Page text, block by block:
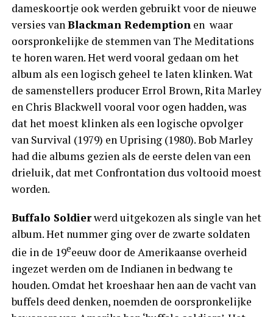
dameskoortje ook werden gebruikt voor de nieuwe
versies vanBlackman Redemptionen waar
oorspronkelijke de stemmen van The Meditations
te horen waren. Het werd vooral gedaan om het
album als een logisch geheel te laten klinken. Wat
de samenstellers producer Errol Brown, Rita Marley
en Chris Blackwell vooral voor ogen hadden, was
dat het moest klinken als een logische opvolger
van Survival (1979) en Uprising (1980). Bob Marley
had die albums gezien als de eerste delen van een
drieluik, dat met Confrontation dus voltooid moest
worden.
Buffalo Soldierwerd uitgekozen als single van het
album. Het nummer ging over de zwarte soldaten
die in de 19eeeuw door de Amerikaanse overheid
ingezet werden om de Indianen in bedwang te
houden. Omdat het kroeshaar hen aan de vacht van
buffels deed denken, noemden de oorspronkelijke